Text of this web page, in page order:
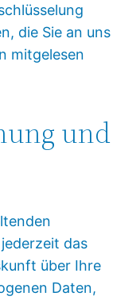
die Sie an uns
mitgelesen
und
das
über Ihre
Daten,